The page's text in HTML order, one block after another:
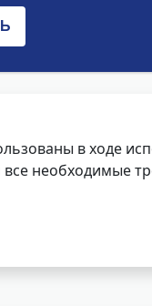
в ходе
необходимые